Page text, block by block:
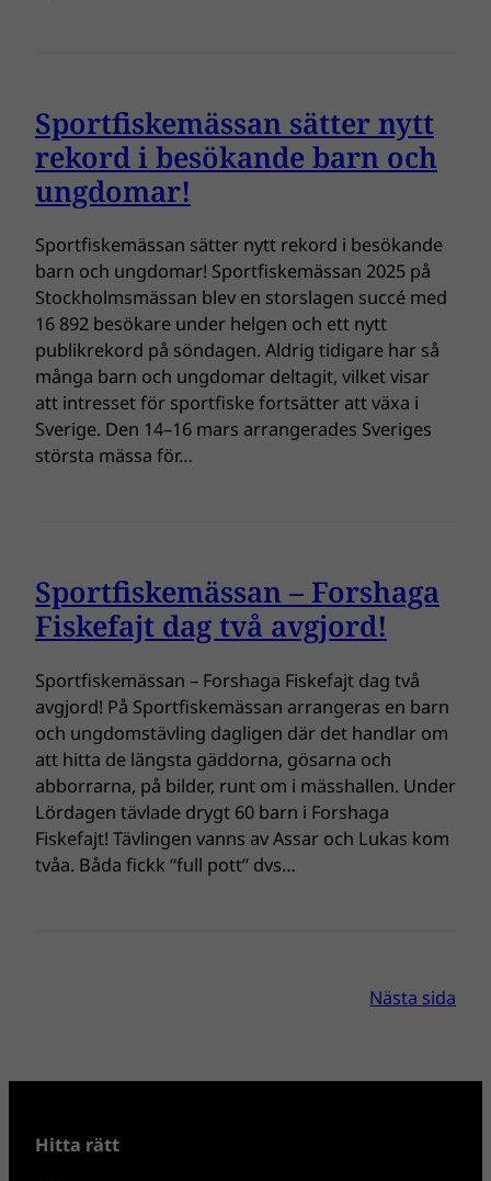
Sportfiskemässan sätter nytt
rekord i besökande barn och
ungdomar!
Sportfiskemässan sätter nytt rekord i besökande
barn och ungdomar! Sportfiskemässan 2025 på
Stockholmsmässan blev en storslagen succé med
16 892 besökare under helgen och ett nytt
publikrekord på söndagen. Aldrig tidigare har så
många barn och ungdomar deltagit, vilket visar
att intresset för sportfiske fortsätter att växa i
Sverige. Den 14–16 mars arrangerades Sveriges
största mässa för…
Sportfiskemässan – Forshaga
Fiskefajt dag två avgjord!
Sportfiskemässan – Forshaga Fiskefajt dag två
avgjord! På Sportfiskemässan arrangeras en barn
och ungdomstävling dagligen där det handlar om
att hitta de längsta gäddorna, gösarna och
abborrarna, på bilder, runt om i mässhallen. Under
Lördagen tävlade drygt 60 barn i Forshaga
Fiskefajt! Tävlingen vanns av Assar och Lukas kom
tvåa. Båda fickk “full pott” dvs…
Nästa sida
Hitta rätt